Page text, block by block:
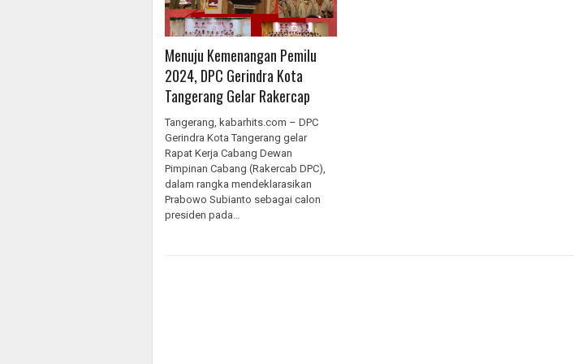
Menuju Kemenangan Pemilu
2024, DPC Gerindra Kota
Tangerang Gelar Rakercap
Tangerang, kabarhits.com – DPC
Gerindra Kota Tangerang gelar
Rapat Kerja Cabang Dewan
Pimpinan Cabang (Rakercab DPC),
dalam rangka mendeklarasikan
Prabowo Subianto sebagai calon
presiden pada…